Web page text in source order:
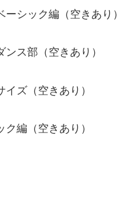
シック編（空きあり）
ス部（空きあり）
ズ（空きあり）
編（空きあり）